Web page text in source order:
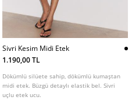
Sivri Kesim Midi Etek
1.190,00 TL
Dökümlü silüete sahip, dökümlü kumaştan
midi etek. Büzgü detaylı elastik bel. Sivri
uçlu etek ucu.